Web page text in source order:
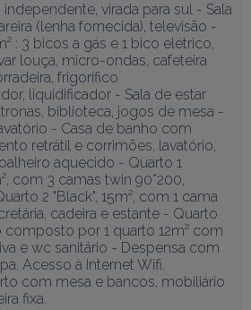
virada para sul - Sala
(lenha fornecida), televisão -
: 3 bicos a gás e 1 bico elétrico,
louça, micro-ondas, cafeteira
frigorífico
liquidificador - Sala de estar
biblioteca, jogos de mesa -
- Casa de banho com
retrátil e corrimões, lavatório,
aquecido - Quarto 1
com 3 camas twin 90*200,
2 "Black", 15m², com 1 cama
cadeira e estante - Quarto
composto por 1 quarto 12m² com
e wc sanitário - Despensa com
Acesso à Internet Wifi.
com mesa e bancos, mobiliário
fixa.